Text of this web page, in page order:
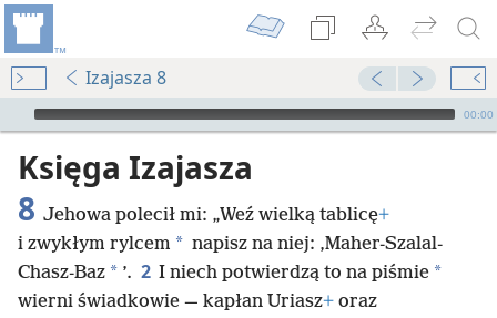
Izajasza 8
Audio Player
00:00
Księga Izajasza
8 Jehowa polecił mi: „Weź wielką tablicę+
i zwykłym rylcem * napisz na niej: ‚Maher-Szalal-
Chasz-Baz * ’. 2 I niech potwierdzą to na piśmie *
wierni świadkowie — kapłan Uriasz+ oraz